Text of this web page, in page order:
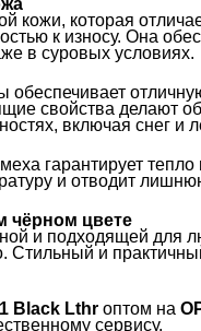
кожи, которая
к износу. Она
в суровых условиях.
свойства делают
включая снег и
гарантирует тепло
и отводит
чёрном цвете
и подходящей для
Стильный и
Black Lthr оптом на
сервису.